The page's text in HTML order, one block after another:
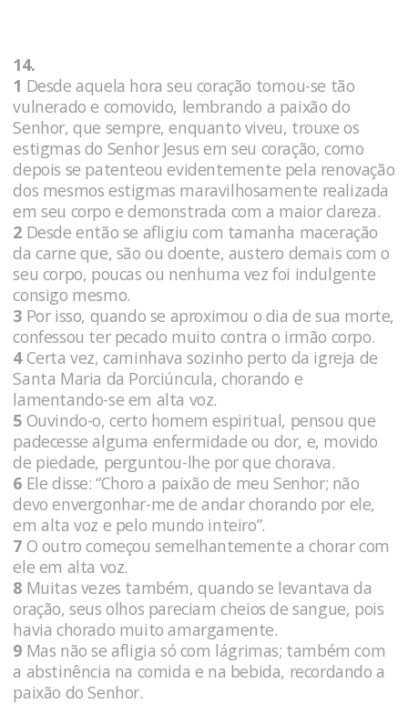
14.
1 Desde aquela hora seu coração tornou-se tão
vulnerado e comovido, lembrando a paixão do
Senhor, que sempre, enquanto viveu, trouxe os
estigmas do Senhor Jesus em seu coração, como
depois se patenteou evidentemente pela renovação
dos mesmos estigmas maravilhosamente realizada
em seu corpo e demonstrada com a maior clareza.
2 Desde então se afligiu com tamanha maceração
da carne que, são ou doente, austero demais com o
seu corpo, poucas ou nenhuma vez foi indulgente
consigo mesmo.
3 Por isso, quando se aproximou o dia de sua morte,
confessou ter pecado muito contra o irmão corpo.
4Certa vez, caminhava sozinho perto da igreja de
Santa Maria da Porciúncula, chorando e
lamentando-se em alta voz.
5 Ouvindo-o, certo homem espiritual, pensou que
padecesse alguma enfermidade ou dor, e, movido
de piedade, perguntou-lhe por que chorava.
6 Ele disse: “Choro a paixão de meu Senhor; não
devo envergonhar-me de andar chorando por ele,
em alta voz e pelo mundo inteiro”.
7 O outro começou semelhantemente a chorar com
ele em alta voz.
8 Muitas vezes também, quando se levantava da
oração, seus olhos pareciam cheios de sangue, pois
havia chorado muito amargamente.
9 Mas não se afligia só com lágrimas; também com
a abstinência na comida e na bebida, recordando a
paixão do Senhor.